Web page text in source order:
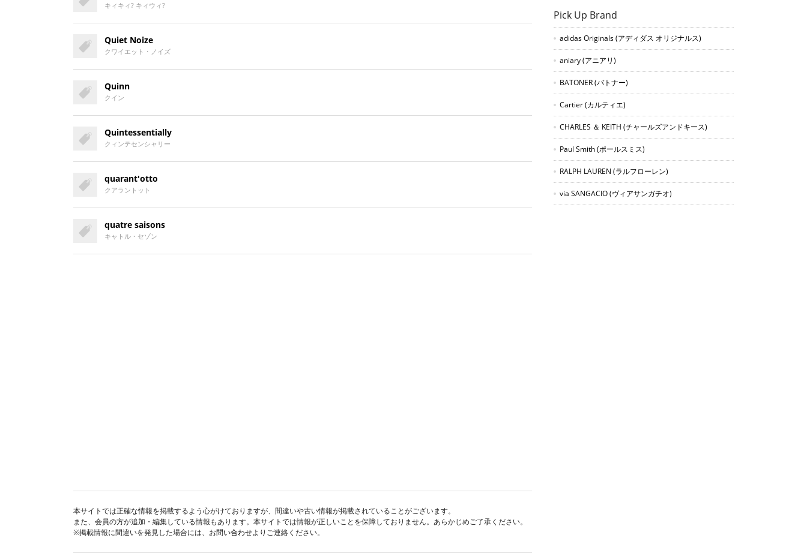
キィキィ? キィウィ?
Quiet Noize
クワイエット・ノイズ
Quinn
クイン
Quintessentially
クィンテセンシャリー
quarant'otto
クアラントット
quatre saisons
キャトル・セゾン
本サイトでは正確な情報を掲載するよう心がけておりますが、間違いや古い情報が掲載されていることがございます。
また、会員の方が追加・編集している情報もあります。本サイトでは情報が正しいことを保障しておりません。あらかじめご了承ください。
※掲載情報に間違いを発見した場合には、 お問い合わせよりご連絡ください。
Pick Up Brand
adidas Originals(アディダス オリジナルス)
aniary(アニアリ)
BATONER(バトナー)
Cartier(カルティエ)
CHARLES ＆ KEITH (チャールズアンドキース)
Paul Smith(ポールスミス)
RALPH LAUREN (ラルフローレン)
via SANGACIO(ヴィアサンガチオ)